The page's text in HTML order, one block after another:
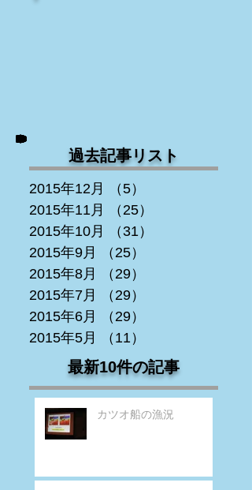
過去記事リスト
2015年12月 （5）
2015年11月
（25）
2015年10月
（31）
2015年9月
（25）
2015年8月
（29）
2015年7月
（29）
2015年6月
（29）
2015年5月
（11）
最新10件の記事
カツオ船の漁況